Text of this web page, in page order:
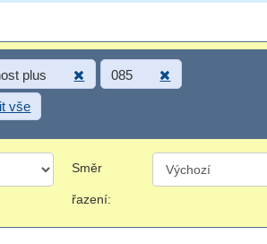
plus 085
vše
Směr
řazení: